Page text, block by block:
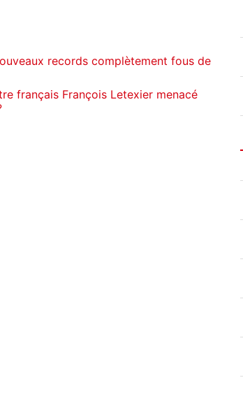
records complètement fous de
français François Letexier menacé